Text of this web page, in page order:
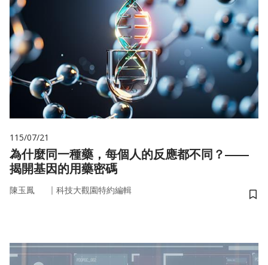
115/07/21
為什麼同一種藥，每個人的反應都不同？——
揭開基因的用藥密碼
陳玉鳳 ｜ 科技大觀園特約編輯
儲